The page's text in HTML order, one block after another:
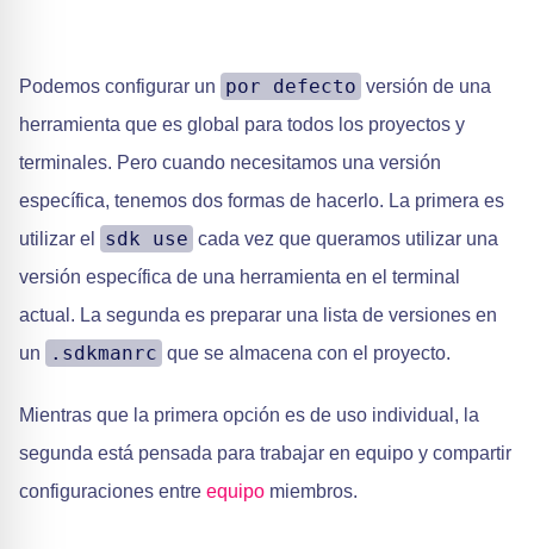
Podemos configurar un por defecto versión de una
herramienta que es global para todos los proyectos y
terminales. Pero cuando necesitamos una versión
específica, tenemos dos formas de hacerlo. La primera es
utilizar el
sdk use cada vez que queramos utilizar una
versión específica de una herramienta en el terminal
actual. La segunda es preparar una lista de versiones en
un
.sdkmanrc que se almacena con el proyecto.
Mientras que la primera opción es de uso individual, la
segunda está pensada para trabajar en equipo y compartir
configuraciones entre equipo miembros.